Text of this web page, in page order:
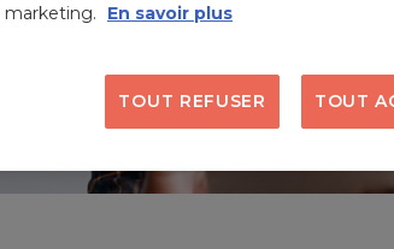
marketing.
En savoir plus
TOUT REFUSER TOUT